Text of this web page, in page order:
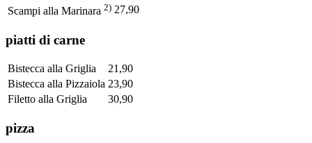
Scampi alla Marinara 2) 27,90
piatti di carne
Bistecca alla Griglia
21,90
Bistecca alla Pizzaiola 23,90
Filetto alla Griglia
30,90
pizza